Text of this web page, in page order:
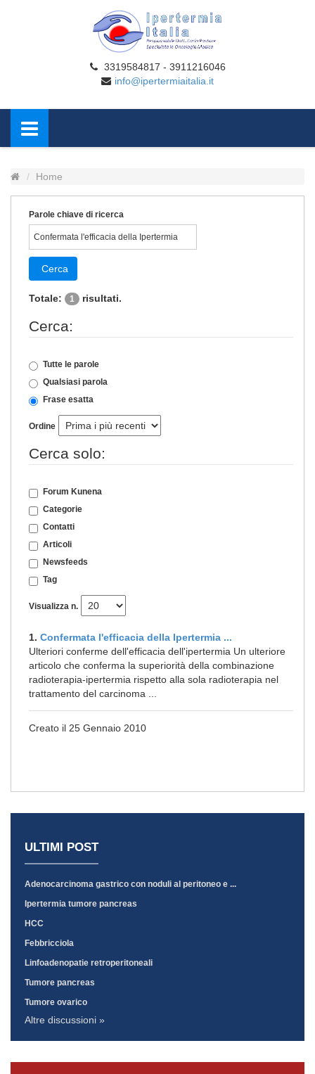
3319584817 - 3911216046
info@ipertermiaitalia.it
Home
Parole chiave di ricerca
Cerca
Totale: 1 risultati.
Cerca:
Tutte le parole
Qualsiasi parola
Frase esatta
Ordine
Cerca solo:
Forum Kunena
Categorie
Contatti
Articoli
Newsfeeds
Tag
Visualizza n.
1. Confermata l'efficacia della Ipertermia ...
Ulteriori conferme dell'efficacia dell'ipertermia Un ulteriore
articolo che conferma la superiorità della combinazione
radioterapia-ipertermia rispetto alla sola radioterapia nel
trattamento del carcinoma ...
Creato il 25 Gennaio 2010
ULTIMI POST
Adenocarcinoma gastrico con noduli al peritoneo e ...
Ipertermia tumore pancreas
HCC
Febbricciola
Linfoadenopatie retroperitoneali
Tumore pancreas
Tumore ovarico
Altre discussioni »